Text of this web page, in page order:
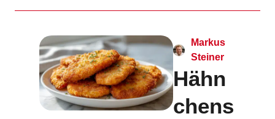
Markus
Steiner
Hähn
chens